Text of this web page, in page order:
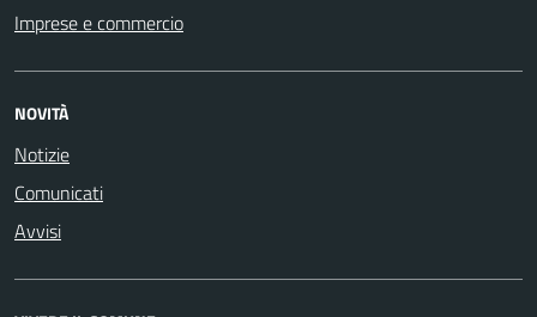
Imprese e commercio
NOVITÀ
Notizie
Comunicati
Avvisi